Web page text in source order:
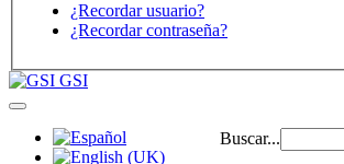
¿Recordar usuario?
¿Recordar contraseña?
GSI
Buscar...